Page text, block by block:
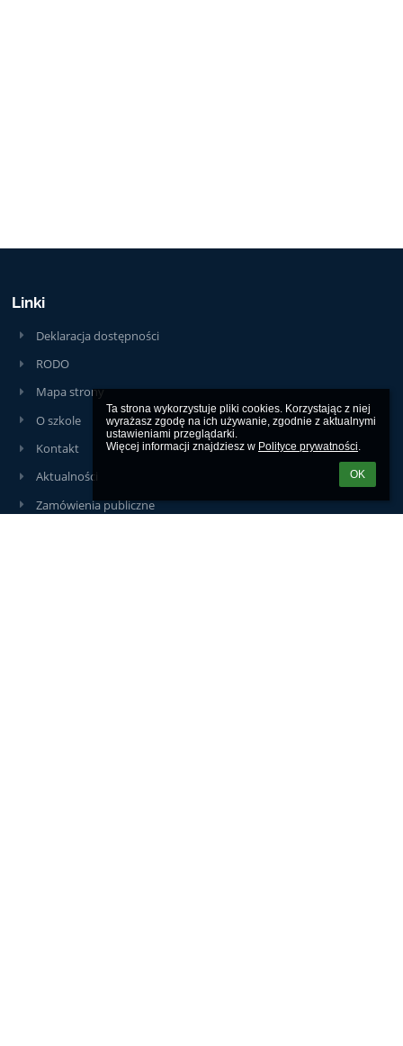
Ta strona wykorzystuje pliki cookies. Korzystając z niej
wyrażasz zgodę na ich używanie, zgodnie z aktualnymi
ustawieniami przeglądarki.
Więcej informacji znajdziesz w Polityce prywatności.
OK
Linki
Deklaracja dostępności
RODO
Mapa strony
O szkole
Kontakt
Aktualności
Zamówienia publiczne